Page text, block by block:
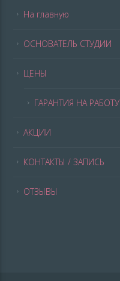
На главную
ОСНОВАТЕЛЬ СТУДИИ
ЦЕНЫ
ГАРАНТИЯ НА РАБОТУ
АКЦИИ
КОНТАКТЫ / ЗАПИСЬ
ОТЗЫВЫ